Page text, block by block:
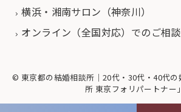
横浜・湘南サロン（神奈川）
オンライン（全国対応）でのご相談
© 東京都の結婚相談所｜20代・30代・40代の
所 東京フォリパートナー